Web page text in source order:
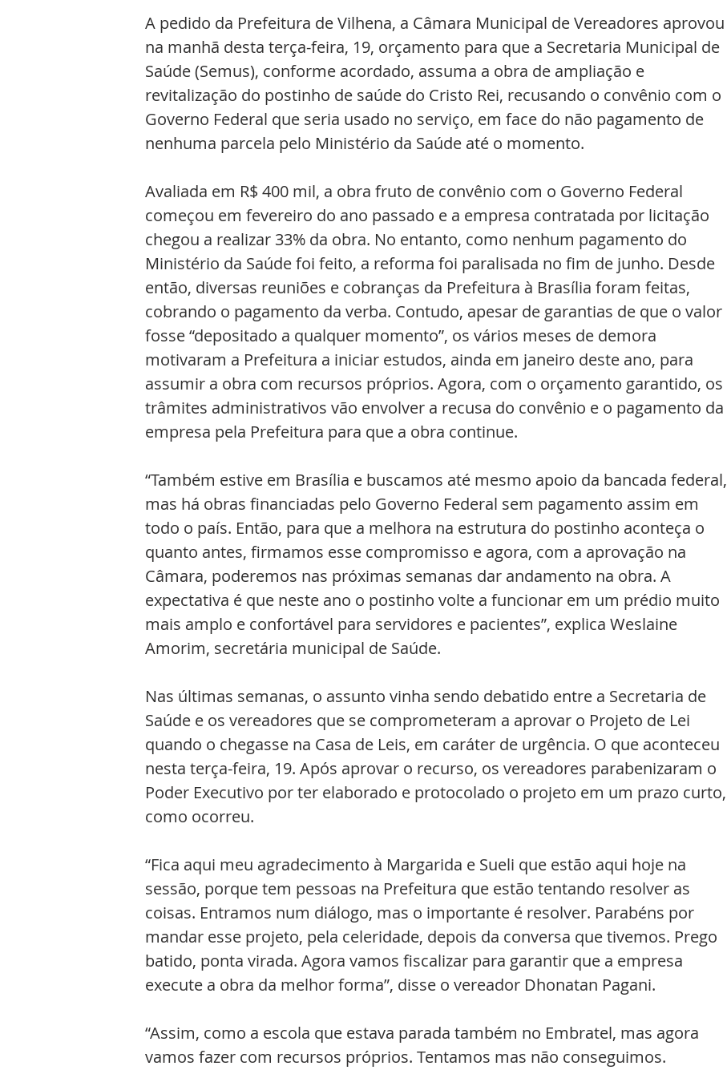
A pedido da Prefeitura de Vilhena, a Câmara Municipal de Vereadores aprovou
na manhã desta terça-feira, 19, orçamento para que a Secretaria Municipal de
Saúde (Semus), conforme acordado, assuma a obra de ampliação e
revitalização do postinho de saúde do Cristo Rei, recusando o convênio com o
Governo Federal que seria usado no serviço, em face do não pagamento de
nenhuma parcela pelo Ministério da Saúde até o momento.
Avaliada em R$ 400 mil, a obra fruto de convênio com o Governo Federal
começou em fevereiro do ano passado e a empresa contratada por licitação
chegou a realizar 33% da obra. No entanto, como nenhum pagamento do
Ministério da Saúde foi feito, a reforma foi paralisada no fim de junho. Desde
então, diversas reuniões e cobranças da Prefeitura à Brasília foram feitas,
cobrando o pagamento da verba. Contudo, apesar de garantias de que o valor
fosse “depositado a qualquer momento”, os vários meses de demora
motivaram a Prefeitura a iniciar estudos, ainda em janeiro deste ano, para
assumir a obra com recursos próprios. Agora, com o orçamento garantido, os
trâmites administrativos vão envolver a recusa do convênio e o pagamento da
empresa pela Prefeitura para que a obra continue.
“Também estive em Brasília e buscamos até mesmo apoio da bancada federal,
mas há obras financiadas pelo Governo Federal sem pagamento assim em
todo o país. Então, para que a melhora na estrutura do postinho aconteça o
quanto antes, firmamos esse compromisso e agora, com a aprovação na
Câmara, poderemos nas próximas semanas dar andamento na obra. A
expectativa é que neste ano o postinho volte a funcionar em um prédio muito
mais amplo e confortável para servidores e pacientes”, explica Weslaine
Amorim, secretária municipal de Saúde.
Nas últimas semanas, o assunto vinha sendo debatido entre a Secretaria de
Saúde e os vereadores que se comprometeram a aprovar o Projeto de Lei
quando o chegasse na Casa de Leis, em caráter de urgência. O que aconteceu
nesta terça-feira, 19. Após aprovar o recurso, os vereadores parabenizaram o
Poder Executivo por ter elaborado e protocolado o projeto em um prazo curto,
como ocorreu.
“Fica aqui meu agradecimento à Margarida e Sueli que estão aqui hoje na
sessão, porque tem pessoas na Prefeitura que estão tentando resolver as
coisas. Entramos num diálogo, mas o importante é resolver. Parabéns por
mandar esse projeto, pela celeridade, depois da conversa que tivemos. Prego
batido, ponta virada. Agora vamos fiscalizar para garantir que a empresa
execute a obra da melhor forma”, disse o vereador Dhonatan Pagani.
“Assim, como a escola que estava parada também no Embratel, mas agora
vamos fazer com recursos próprios. Tentamos mas não conseguimos.